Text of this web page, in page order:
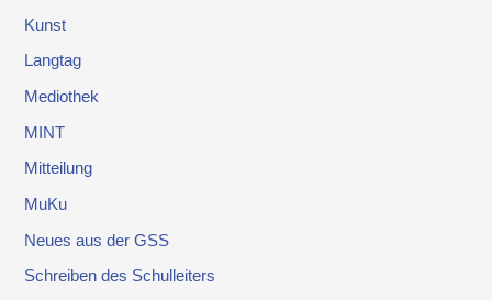
Kunst
Langtag
Mediothek
MINT
Mitteilung
MuKu
Neues aus der GSS
Schreiben des Schulleiters